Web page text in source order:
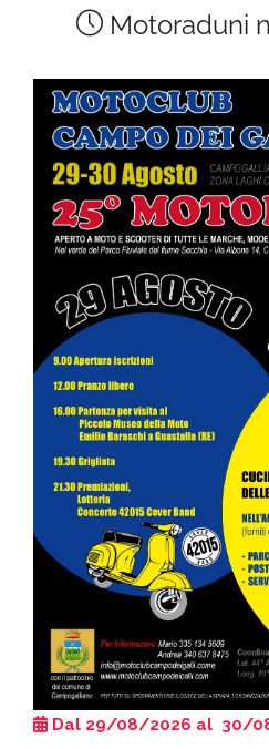
Motoraduni
Dal 29/08/2026 al 30/